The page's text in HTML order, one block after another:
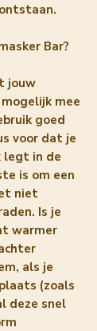
Bar?
jouw
mee
goed
voor dat je
legt in de
is om een
niet
Is je
warmer
als je
(zoals
deze snel